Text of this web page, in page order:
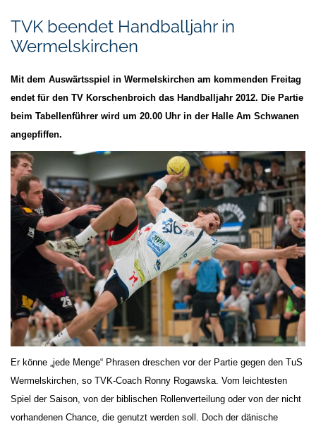
TVK beendet Handballjahr in
Wermelskirchen
Mit dem Auswärtsspiel in Wermelskirchen am kommenden Freitag
endet für den TV Korschenbroich das Handballjahr 2012. Die Partie
beim Tabellenführer wird um 20.00 Uhr in der Halle Am Schwanen
angepfiffen.
Er könne „jede Menge“ Phrasen dreschen vor der Partie gegen den TuS
Wermelskirchen, so TVK-Coach Ronny Rogawska. Vom leichtesten
Spiel der Saison, von der biblischen Rollenverteilung oder von der nicht
vorhandenen Chance, die genutzt werden soll. Doch der dänische